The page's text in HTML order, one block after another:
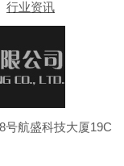
行业资讯
号航盛科技大厦19C